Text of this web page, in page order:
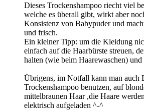
Dieses Trockenshampoo riecht viel
welche es überall gibt, wirkt aber
Konsistenz von Babypuder und
und frisch.
Ein kleiner Tipp: um die Kleidung
einfach auf die Haarbürste streuen,
halten (wie beim Haarewaschen) und
Übrigens, im Notfall kann man auch
Trockenshampoo benutzen, auf
mittelbraunen Haar ,die Haare
elektrisch aufgeladen ^-^